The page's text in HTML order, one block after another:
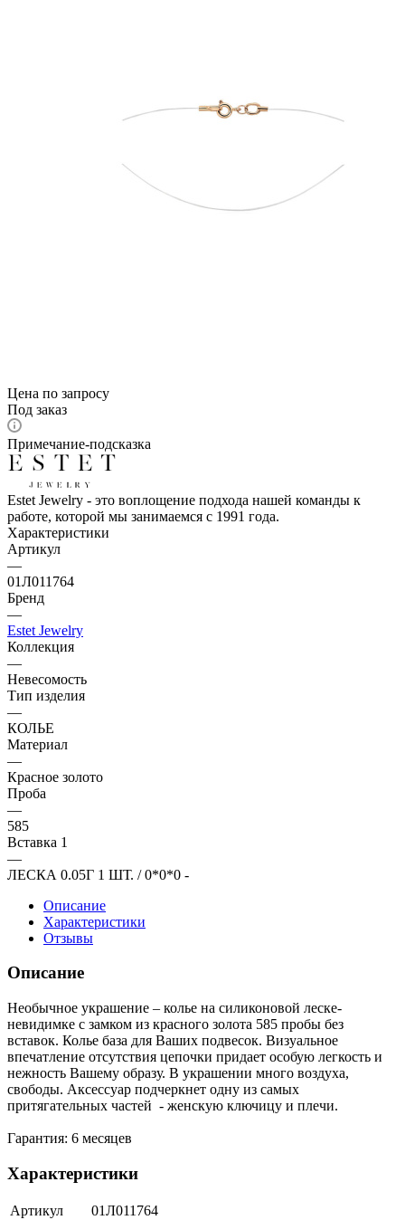
Цена по запросу
Под заказ
Примечание-подсказка
Estet Jewelry - это воплощение подхода нашей команды к
работе, которой мы занимаемся с 1991 года.
Характеристики
Артикул
—
01Л011764
Бренд
—
Estet Jewelry
Коллекция
—
Невесомость
Тип изделия
—
КОЛЬЕ
Материал
—
Красное золото
Проба
—
585
Вставка 1
—
ЛЕСКА 0.05Г 1 ШТ. / 0*0*0 -
Описание
Характеристики
Отзывы
Описание
Необычное украшение – колье на силиконовой леске-
невидимке с замком из красного золота 585 пробы без
вставок. Колье база для Ваших подвесок. Визуальное
впечатление отсутствия цепочки придает особую легкость и
нежность Вашему образу. В украшении много воздуха,
свободы. Аксессуар подчеркнет одну из самых
притягательных частей - женскую ключицу и плечи.
Гарантия: 6 месяцев
Характеристики
Артикул
01Л011764